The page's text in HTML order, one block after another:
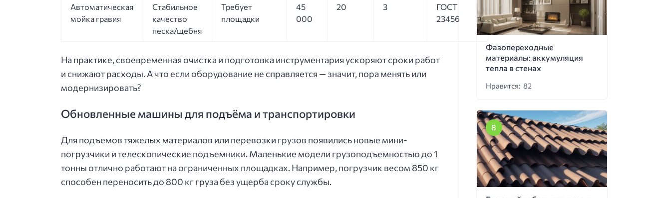
Автоматическая
мойка гравия
Стабильное
качество
песка/щебня
Требует
площадки
45
000
20 3
ГОСТ
23456
На практике, своевременная очистка и подготовка инструментария ускоряют сроки работ
и снижают расходы. А что если оборудование не справляется — значит, пора менять или
модернизировать?
Обновленные машины для подъёма и транспортировки
Для подъемов тяжелых материалов или перевозки грузов появились новые мини-
погрузчики и телескопические подъемники. Маленькие модели грузоподъемностью до 1
тонны отлично работают на ограниченных площадках. Например, погрузчик весом 850 кг
способен переносить до 800 кг груза без ущерба сроку службы.
Фазопереходные
материалы: аккумуляция
тепла в стенах
Нравится: 82